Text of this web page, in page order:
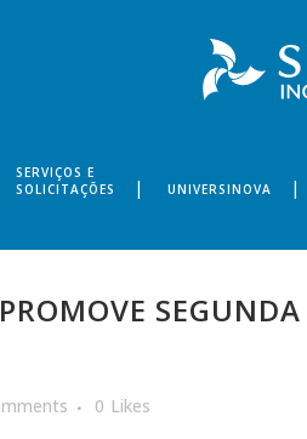
SERVIÇOS E
SOLICITAÇÕES
UNIVERSINOVA
0 Likes